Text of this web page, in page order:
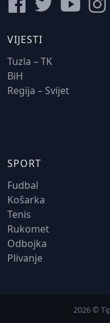
VIJESTI
Tuzla – TK
BiH
Regija – Svijet
SPORT
Fudbal
Košarka
Tenis
Rukomet
Odbojka
Plivanje
2026 ©